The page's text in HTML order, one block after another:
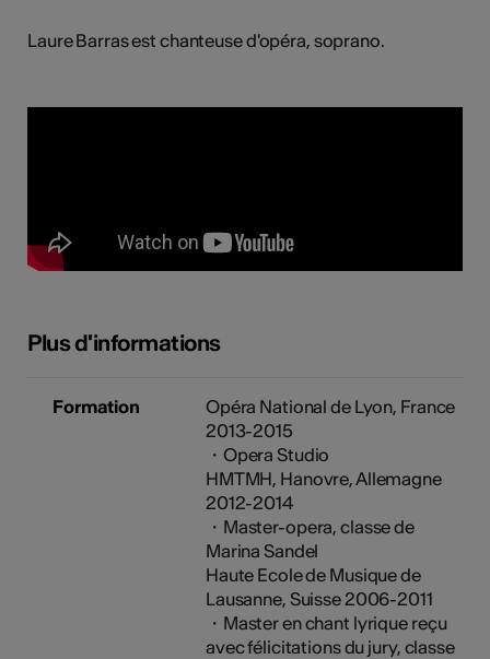
Laure Barras est chanteuse d'opéra, soprano.
Plus d'informations
Formation
Opéra National de Lyon, France
2013-2015
・Opera Studio
HMTMH, Hanovre, Allemagne
2012-2014
・Master-opera, classe de
Marina Sandel
Haute Ecole de Musique de
Lausanne, Suisse 2006-2011
・Master en chant lyrique reçu
avec félicitations du jury, classe